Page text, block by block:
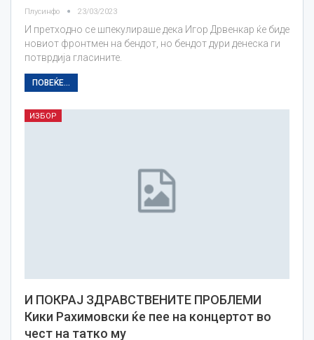
Плусинфо 23/03/2023
И претходно се шпекулираше дека Игор Дрвенкар ќе биде
новиот фронтмен на бендот, но бендот дури денеска ги
потврдија гласините.
ПОВЕЌЕ...
ИЗБОР
И ПОКРАЈ ЗДРАВСТВЕНИТЕ ПРОБЛЕМИ
Кики Рахимовски ќе пее на концертот во
чест на татко му